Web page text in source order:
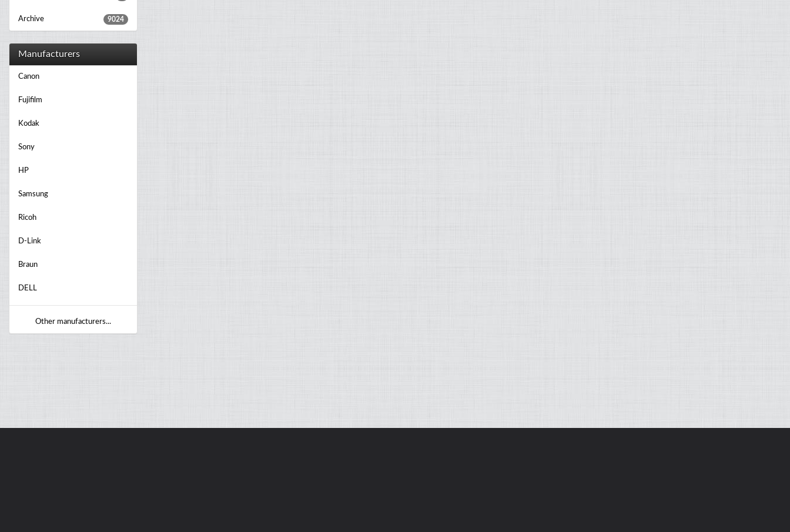
Archive 9024
Manufacturers
Canon
Fujifilm
Kodak
Sony
HP
Samsung
Ricoh
D-Link
Braun
DELL
Other manufacturers...